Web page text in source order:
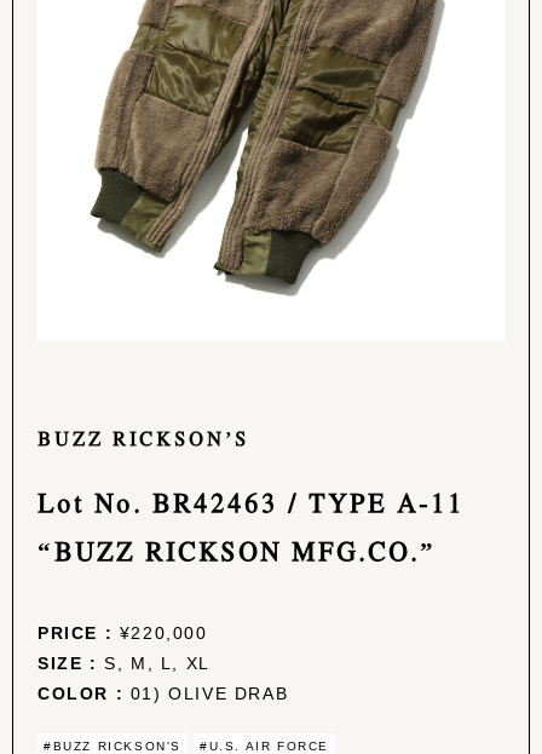
BUZZ RICKSON’S
Lot No. BR42463 / TYPE A-11
“BUZZ RICKSON MFG.CO.”
PRICE : ¥220,000
SIZE : S, M, L, XL
COLOR : 01) OLIVE DRAB
#BUZZ RICKSON'S #U.S. AIR FORCE